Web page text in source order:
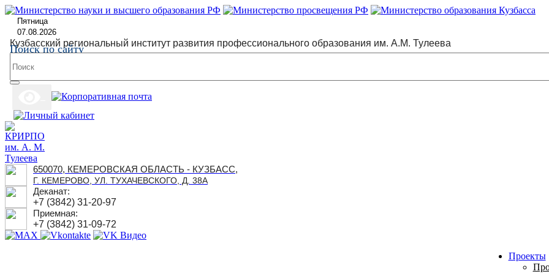
Пятница
07.08.2026
Кузбасский региональный институт развития профессионального образования им. А.М. Тулеева
Поиск по сайту
650070, КЕМЕРОВСКАЯ ОБЛАСТЬ - КУЗБАСС,
Г. КЕМЕРОВО, УЛ. ТУХАЧЕВСКОГО, Д. 38А
Деканат:
+7 (3842) 31-20-97
Приемная:
+7 (3842) 31-09-72
Проекты